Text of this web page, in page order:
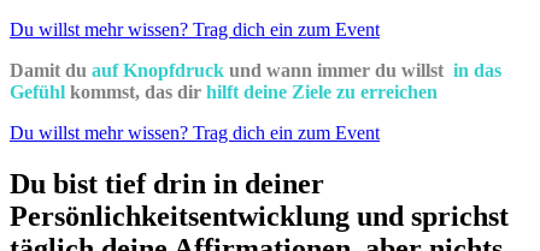
Du willst mehr wissen? Trag dich ein zum Event
Damit du auf Knopfdruck und wann immer du willst in das
Gefühl kommst, das dir hilft deine Ziele zu erreichen
Du willst mehr wissen? Trag dich ein zum Event
Du bist tief drin in deiner
Persönlichkeitsentwicklung und sprichst